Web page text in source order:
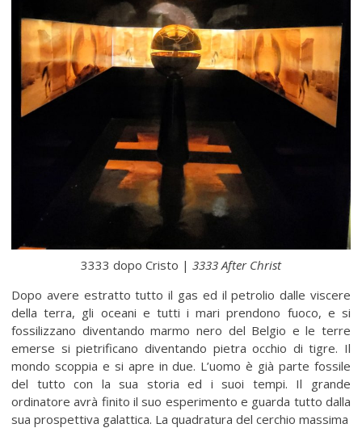
3333 dopo Cristo | 3333 After Christ
Dopo avere estratto tutto il gas ed il petrolio dalle viscere
della terra, gli oceani e tutti i mari prendono fuoco, e si
fossilizzano diventando marmo nero del Belgio e le terre
emerse si pietrificano diventando pietra occhio di tigre. Il
mondo scoppia e si apre in due. L’uomo è già parte fossile
del tutto con la sua storia ed i suoi tempi. Il grande
ordinatore avrà finito il suo esperimento e guarda tutto dalla
sua prospettiva galattica. La quadratura del cerchio massima